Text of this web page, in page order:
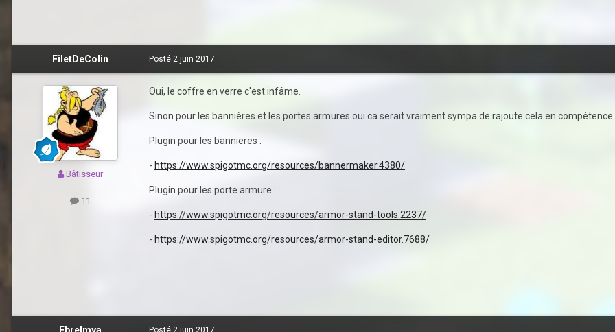
FiletDeColin
Bâtisseur
11
Posté 2 juin 2017
Oui, le coffre en verre c'est infâme.
Sinon pour les bannières et les portes armures oui ca serait vraiment sympa de rajoute cela en
Plugin pour les bannieres :
- https://www.spigotmc.org/resources/bannermaker.4380/
Plugin pour les porte armure :
- https://www.spigotmc.org/resources/armor-stand-tools.2237/
- https://www.spigotmc.org/resources/armor-stand-editor.7688/